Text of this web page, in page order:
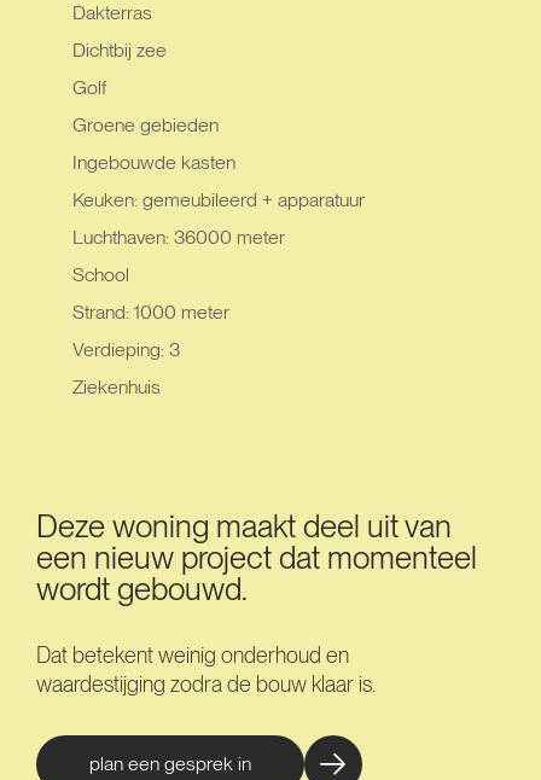
Dakterras
Dichtbij zee
Golf
Groene gebieden
Ingebouwde kasten
Keuken: gemeubileerd + apparatuur
Luchthaven: 36000 meter
School
Strand: 1000 meter
Verdieping: 3
Ziekenhuis
Deze woning maakt deel uit van
een nieuw project dat momenteel
wordt gebouwd.
Dat betekent weinig onderhoud en
waardestijging zodra de bouw klaar is.
plan een gesprek in